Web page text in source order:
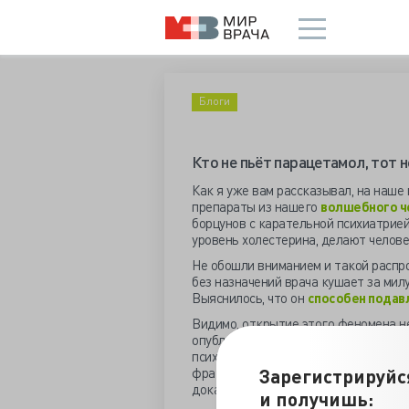
и получишь:
Блоги
Кто не пьёт парацетамол, тот
Как я уже вам рассказывал, на
препараты из нашего волшебного
борцунов с карательной
уровень холестерина, делают
Не обошли вниманием и такой
без назначений врача кушает за
Выяснилось, что он способен
Видимо, открытие этого феномена
опубликованы результаты
психических реакций примерно
фрагмент, другой ракурс — ну вы в
доказало, что предыдущая научная